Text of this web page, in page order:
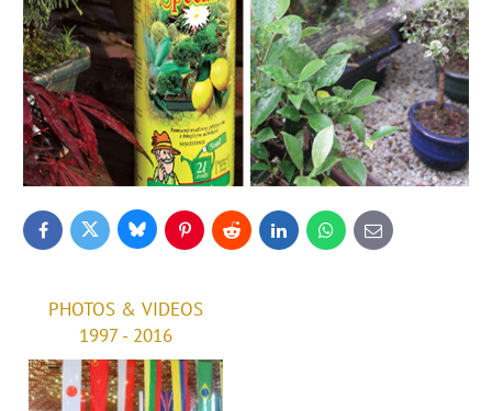
FacebookTwitter BlueskyPinterestReddit LinkedInWhatsApp
E-
mail
PHOTOS & VIDEOS
1997 - 2016